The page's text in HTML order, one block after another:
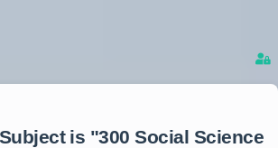
is "300 Social Science